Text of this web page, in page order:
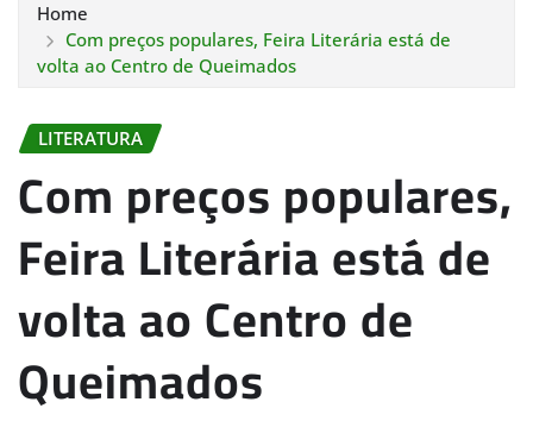
Home
Com preços populares, Feira Literária está de
volta ao Centro de Queimados
LITERATURA
Com preços populares,
Feira Literária está de
volta ao Centro de
Queimados